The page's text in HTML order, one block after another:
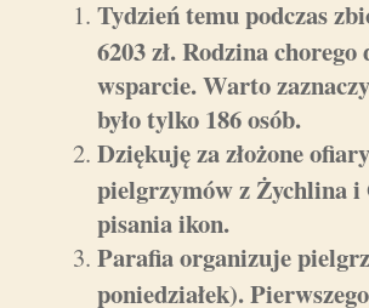
Tydzień temu podczas
6203 zł. Rodzina
wsparcie. Warto
było tylko 186 osób.
Dziękuję za złożone
pielgrzymów z Żychlina i
pisania ikon.
Parafia organizuje
poniedziałek).